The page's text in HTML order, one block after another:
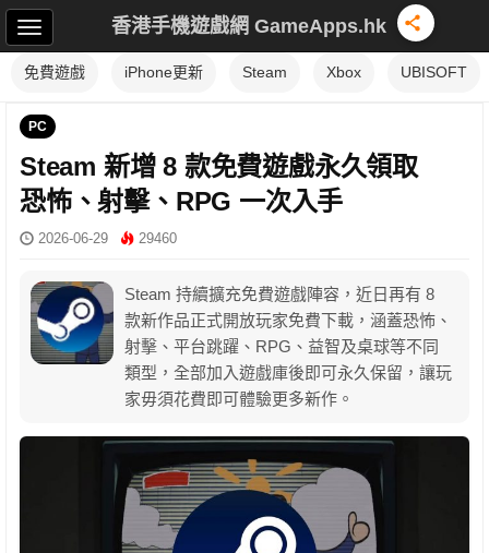
香港手機遊戲網 GameApps.hk
免費遊戲 iPhone更新 Steam Xbox UBISOFT
PC
Steam 新增 8 款免費遊戲永久領取
恐怖、射擊、RPG 一次入手
2026-06-29 29460
Steam 持續擴充免費遊戲陣容，近日再有 8
款新作品正式開放玩家免費下載，涵蓋恐怖、
射擊、平台跳躍、RPG、益智及桌球等不同
類型，全部加入遊戲庫後即可永久保留，讓玩
家毋須花費即可體驗更多新作。